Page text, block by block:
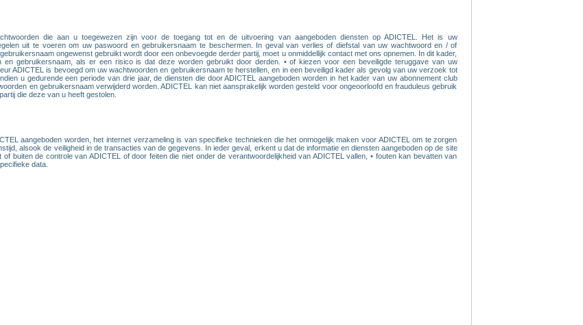
die aan u toegewezen zijn voor de toegang tot en de uitvoering van aangeboden diensten op ADICTEL. Het is uw
uit te voeren om uw paswoord en gebruikersnaam te beschermen. In geval van verlies of diefstal van uw wachtwoord en / of
ongewenst gebruikt wordt door een onbevoegde derder partij, moet u onmiddellijk contact met ons opnemen. In dit kader,
gebruikersnaam, als er een risico is dat deze worden gebruikt door derden. • of kiezen voor een beveiligde teruggave van uw
ADICTEL is bevoegd om uw wachtwoorden en gebruikersnaam te herstellen, en in een beveiligd kader als gevolg van uw verzoek tot
u gedurende een periode van drie jaar, de diensten die door ADICTEL aangeboden worden in het kader van uw abonnement club
en gebruikersnaam verwijderd worden. ADICTEL kan niet aansprakelijk worden gesteld voor ongeoorloofd en frauduleus gebruik
die deze van u heeft gestolen.
aangeboden worden, het internet verzameling is van specifieke technieken die het onmogelijk maken voor ADICTEL om te zorgen
alsook de veiligheid in de transacties van de gegevens. In ieder geval, erkent u dat de informatie en diensten aangeboden op de site
buiten de controle van ADICTEL of door feiten die niet onder de verantwoordelijkheid van ADICTEL vallen, • fouten kan bevatten van
data.